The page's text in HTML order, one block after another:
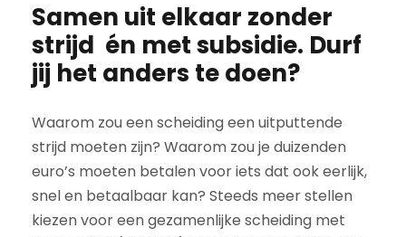
Samen uit elkaar zonder
strijd én met subsidie. Durf
jij het anders te doen?
Waarom zou een scheiding een uitputtende
strijd moeten zijn? Waarom zou je duizenden
euro’s moeten betalen voor iets dat ook eerlijk,
snel en betaalbaar kan? Steeds meer stellen
kiezen voor een gezamenlijke scheiding met